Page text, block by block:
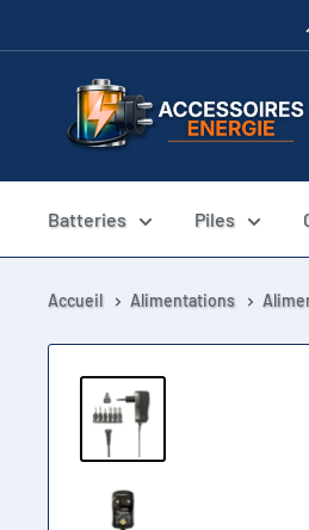
au
Accessoires
Energie
Batteries Piles
Accueil Alimentations